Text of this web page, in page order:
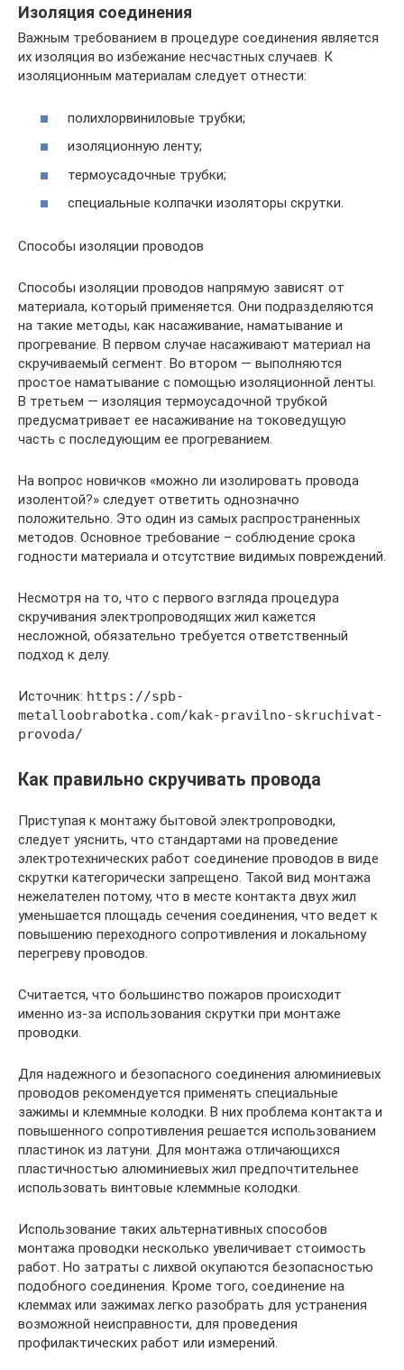
Изоляция соединения
Важным требованием в процедуре соединения является
их изоляция во избежание несчастных случаев. К
изоляционным материалам следует отнести:
полихлорвиниловые трубки;
изоляционную ленту;
термоусадочные трубки;
специальные колпачки изоляторы скрутки.
Способы изоляции проводов
Способы изоляции проводов напрямую зависят от
материала, который применяется. Они подразделяются
на такие методы, как насаживание, наматывание и
прогревание. В первом случае насаживают материал на
скручиваемый сегмент. Во втором — выполняются
простое наматывание с помощью изоляционной ленты.
В третьем — изоляция термоусадочной трубкой
предусматривает ее насаживание на токоведущую
часть с последующим ее прогреванием.
На вопрос новичков «можно ли изолировать провода
изолентой?» следует ответить однозначно
положительно. Это один из самых распространенных
методов. Основное требование – соблюдение срока
годности материала и отсутствие видимых повреждений.
Несмотря на то, что с первого взгляда процедура
скручивания электропроводящих жил кажется
несложной, обязательно требуется ответственный
подход к делу.
Источник: https://spb-
metalloobrabotka.com/kak-pravilno-skruchivat-
provoda/
Как правильно скручивать провода
Приступая к монтажу бытовой электропроводки,
следует уяснить, что стандартами на проведение
электротехнических работ соединение проводов в виде
скрутки категорически запрещено. Такой вид монтажа
нежелателен потому, что в месте контакта двух жил
уменьшается площадь сечения соединения, что ведет к
повышению переходного сопротивления и локальному
перегреву проводов.
Считается, что большинство пожаров происходит
именно из-за использования скрутки при монтаже
проводки.
Для надежного и безопасного соединения алюминиевых
проводов рекомендуется применять специальные
зажимы и клеммные колодки. В них проблема контакта и
повышенного сопротивления решается использованием
пластинок из латуни. Для монтажа отличающихся
пластичностью алюминиевых жил предпочтительнее
использовать винтовые клеммные колодки.
Использование таких альтернативных способов
монтажа проводки несколько увеличивает стоимость
работ. Но затраты с лихвой окупаются безопасностью
подобного соединения. Кроме того, соединение на
клеммах или зажимах легко разобрать для устранения
возможной неисправности, для проведения
профилактических работ или измерений.